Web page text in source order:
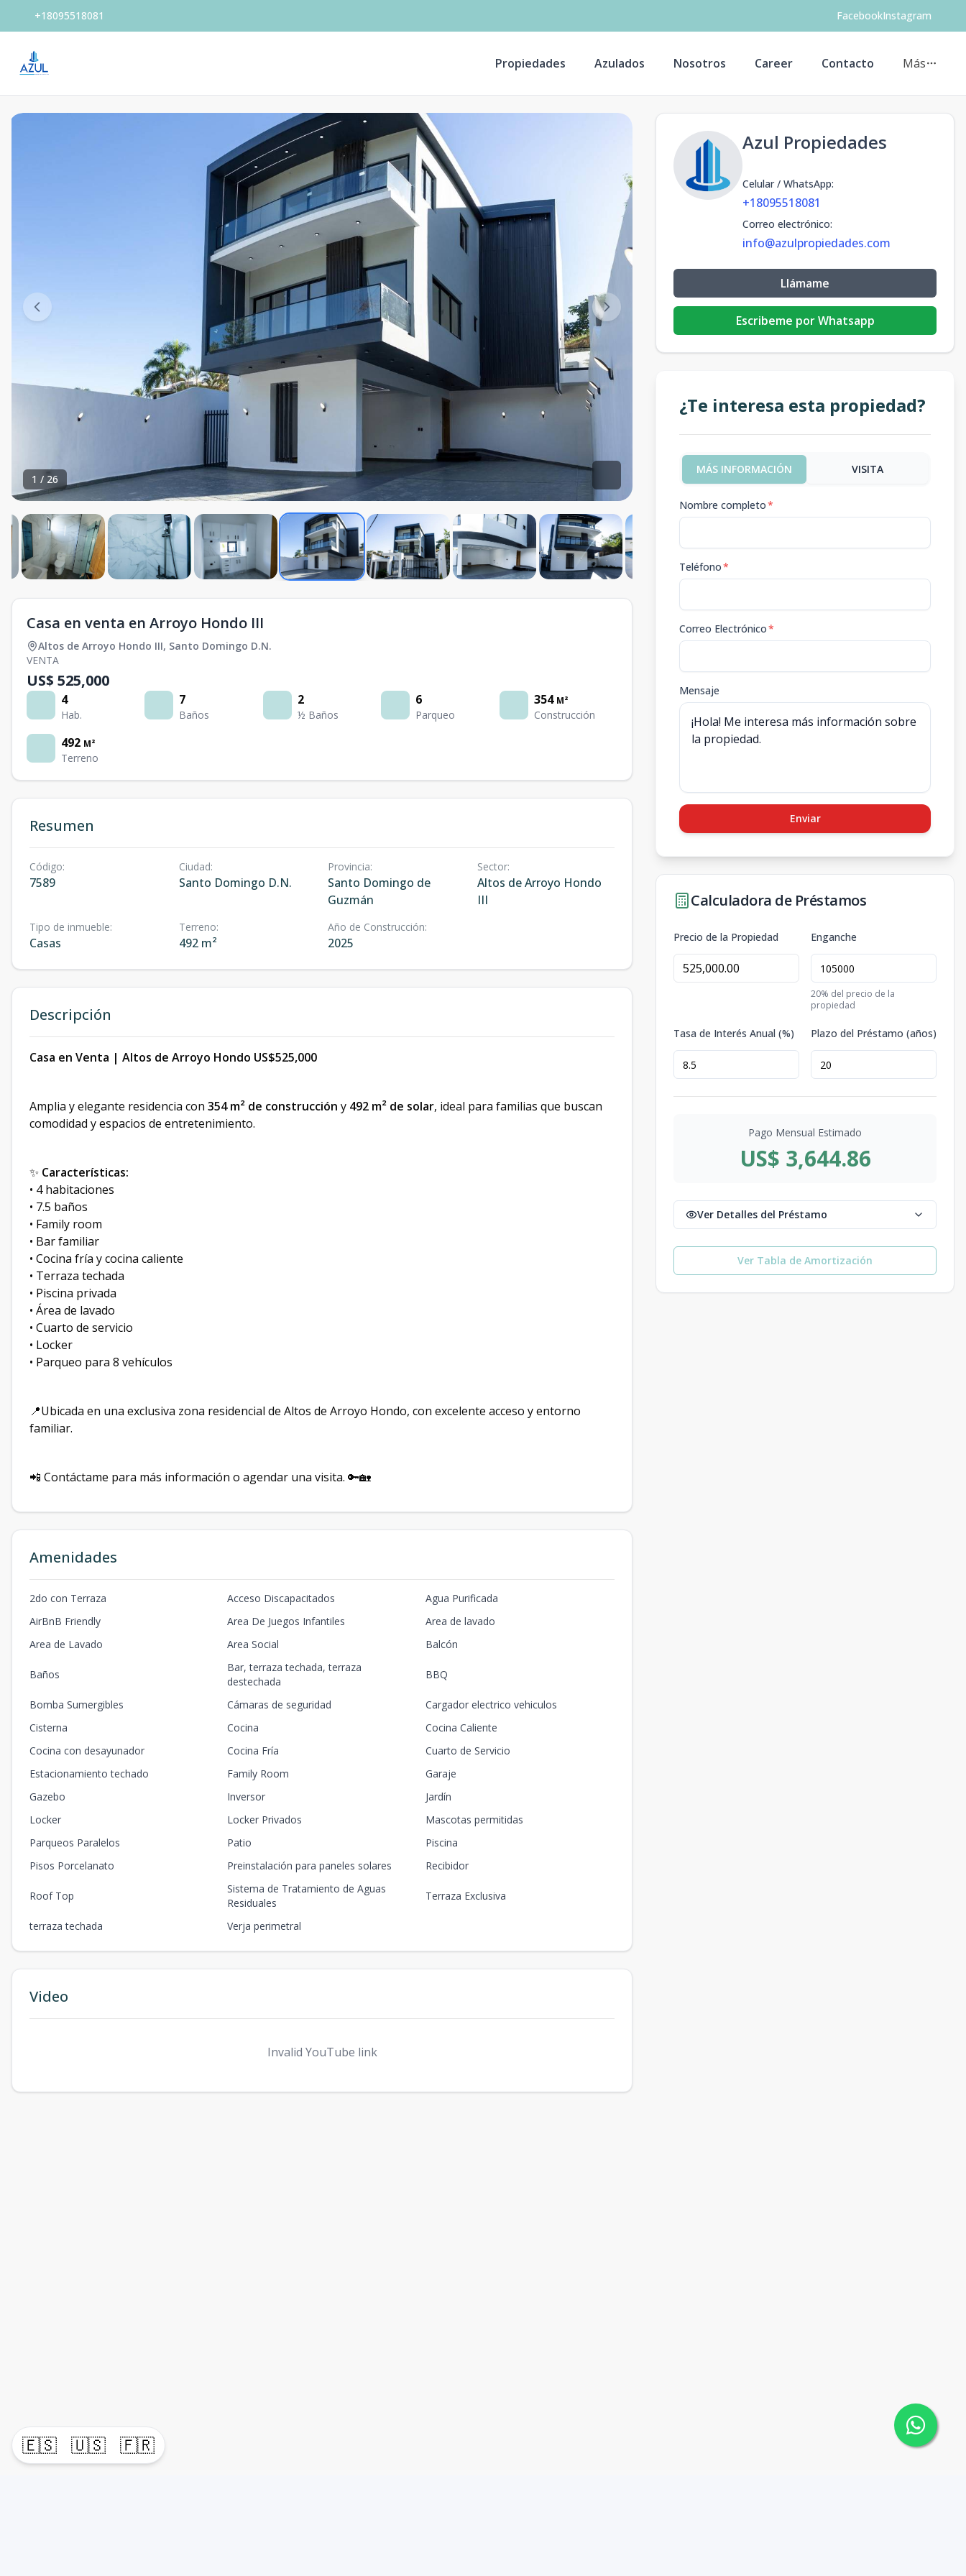
🇪🇸 🇺🇸 🇫🇷
+18095518081 FacebookInstagram
Propiedades Azulados Nosotros Career Contacto Más
1 / 26
Casa en venta en Arroyo Hondo III
Altos de Arroyo Hondo III, Santo Domingo D.N.
VENTA
US$ 525,000
4
Hab.
7
Baños
2
½ Baños
6
Parqueo
354 M²
Construcción
492 M²
Terreno
Resumen
Código:
7589
Ciudad:
Santo Domingo D.N.
Provincia:
Santo Domingo de
Guzmán
Sector:
Altos de Arroyo Hondo
III
Tipo de inmueble:
Casas
Terreno:
492 m²
Año de Construcción:
2025
Descripción
Casa en Venta | Altos de Arroyo Hondo US$525,000
Amplia y elegante residencia con 354 m² de construcción y 492 m² de solar, ideal para familias que buscan
comodidad y espacios de entretenimiento.
✨ Características:
• 4 habitaciones
• 7.5 baños
• Family room
• Bar familiar
• Cocina fría y cocina caliente
• Terraza techada
• Piscina privada
• Área de lavado
• Cuarto de servicio
• Locker
• Parqueo para 8 vehículos
📍Ubicada en una exclusiva zona residencial de Altos de Arroyo Hondo, con excelente acceso y entorno
familiar.
📲 Contáctame para más información o agendar una visita. 🔑🏡
Amenidades
2do con Terraza Acceso Discapacitados
Agua Purificada
AirBnB Friendly
Area De Juegos Infantiles
Area de lavado
Area de Lavado
Area Social Balcón
Baños
Bar, terraza techada, terraza
destechada
BBQ
Bomba Sumergibles Cámaras de seguridad
Cargador electrico vehiculos
Cisterna
Cocina
Cocina Caliente
Cocina con desayunador
Cocina Fría
Cuarto de Servicio
Estacionamiento techado
Family Room
Garaje
Gazebo
Inversor
Jardín
Locker
Locker Privados
Mascotas permitidas
Parqueos Paralelos
Patio
Piscina
Pisos Porcelanato
Preinstalación para paneles solares Recibidor
Roof Top
Sistema de Tratamiento de Aguas
Residuales
Terraza Exclusiva
terraza techada Verja perimetral
Video
Invalid YouTube link
Azul Propiedades
Celular / WhatsApp:
+18095518081
Correo electrónico:
info@azulpropiedades.com
Llámame
Escribeme por Whatsapp
¿Te interesa esta propiedad?
MÁS INFORMACIÓN VISITA
Nombre completo*
Teléfono*
Correo Electrónico*
Mensaje
Enviar
Calculadora de Préstamos
Precio de la Propiedad Enganche
20% del precio de la
propiedad
Tasa de Interés Anual (%) Plazo del Préstamo (años)
Pago Mensual Estimado
US$ 3,644.86
Ver Detalles del Préstamo
Ver Tabla de Amortización